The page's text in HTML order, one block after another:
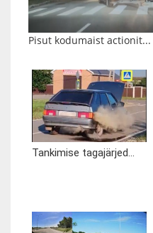
Pisut kodumaist actionit...
Tankimise tagajärjed...